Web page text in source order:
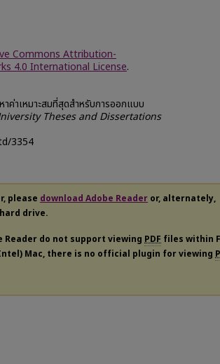
Commons Attribution-
4.0 International License.
ค่าเหมาะสมที่สุดสำหรับการออกแบบ
Theses and Dissertations
3354
please download Adobe Reader or, alternately,
drive.
Reader do not support viewing PDF files within
Mac, there is no official plugin for viewing